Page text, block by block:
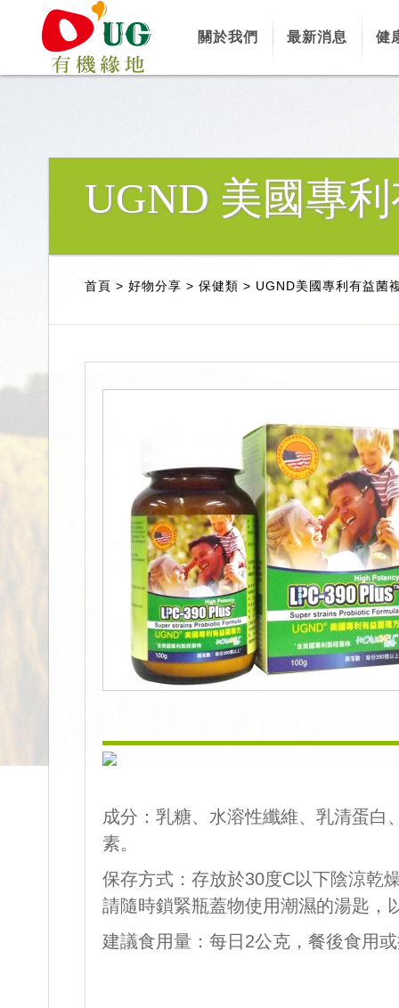
關於我們 最新消息 健
UGND 美國專
首頁 > 好物分享 > 保健類 > UGND美國專利有益菌
成分：乳糖、水溶性纖維、乳清蛋白
素。
保存方式：存放於30度C以下陰涼乾
請隨時鎖緊瓶蓋物使用潮濕的湯匙，
建議食用量：每日2公克，餐後食用